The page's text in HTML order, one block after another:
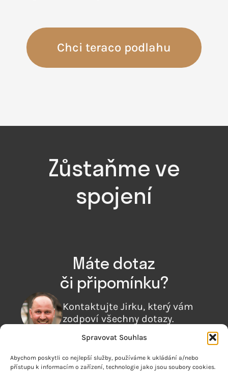
Spravovat Souhlas
Abychom poskytli co nejlepší služby, používáme k ukládání a/nebo
přístupu k informacím o zařízení, technologie jako jsou soubory cookies.
Chci teraco podlahu
Zůstaňme ve
spojení
Máte dotaz
či připomínku?
Kontaktujte Jirku, který vám
zodpoví všechny dotazy.
+420 725 929 757